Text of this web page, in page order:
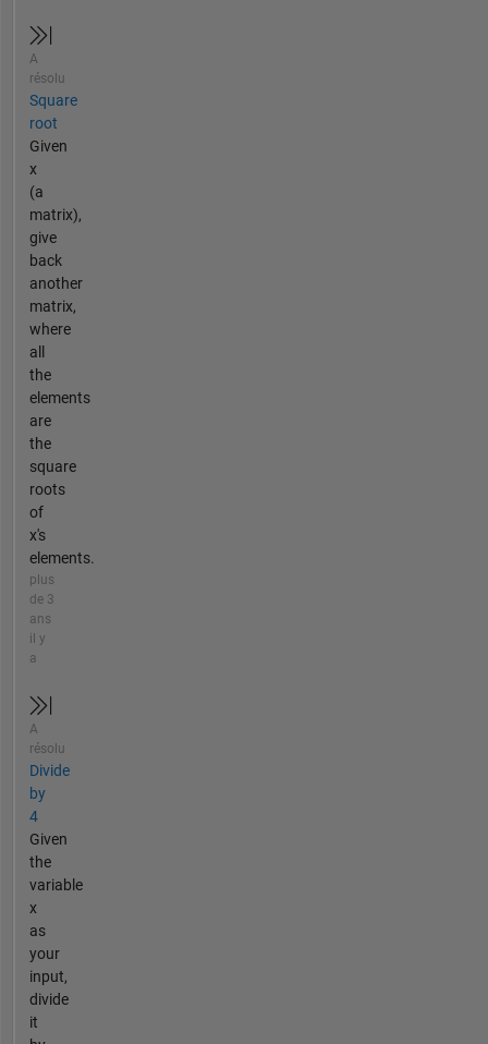
A
résolu
Square
root
Given
x
(a
matrix),
give
back
another
matrix,
where
all
the
elements
are
the
square
roots
of
x's
elements.
plus
de 3
ans
il y
a
A
résolu
Divide
by
4
Given
the
variable
x
as
your
input,
divide
it